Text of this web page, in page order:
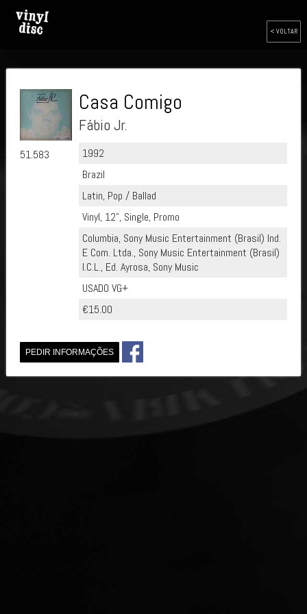
< VOLTAR
51.583
Casa Comigo
Fábio Jr.
1992
Brazil
Latin, Pop / Ballad
Vinyl, 12", Single, Promo
Columbia, Sony Music Entertainment (Brasil) Ind.
E Com. Ltda., Sony Music Entertainment (Brasil)
I.C.L., Ed. Ayrosa, Sony Music
USADO VG+
€15.00
PEDIR INFORMAÇÕES